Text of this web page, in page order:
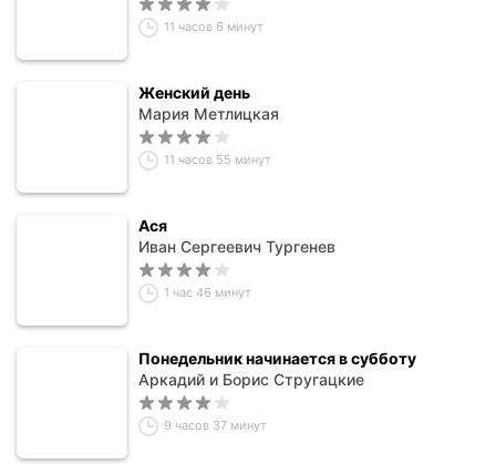
11 часов 6 минут
Женский день
Мария Метлицкая
11 часов 55 минут
Ася
Иван Сергеевич Тургенев
1 час 46 минут
Понедельник начинается в субботу
Аркадий и Борис Стругацкие
9 часов 37 минут